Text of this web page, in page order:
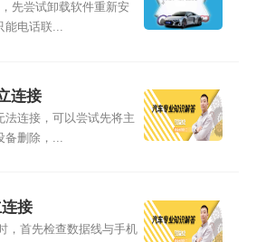
先尝试卸载软件重新安
能电话联...
连接
法连接，可以尝试先将主
备删除，...
接
，首先检查数据线与手机